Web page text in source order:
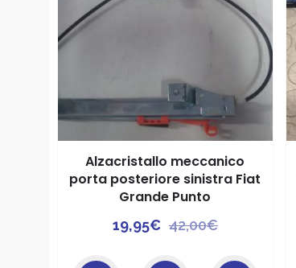
Alzacristallo meccanico
porta posteriore sinistra Fiat
Grande Punto
42,00€Il
19,95€
Il